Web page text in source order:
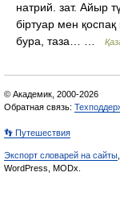
натрий. зат. Айыр
біртуар мен
бура, таза… …
© Академик, 2000-2026
Обратная связь:
👣 Путешествия
Экспорт словарей на сайты
WordPress, MODx.